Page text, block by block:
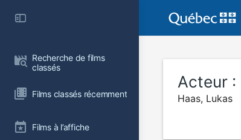
Recherche de films
classés
Films classés récemment
Films à l’affiche
Acteur :
Haas, Lukas